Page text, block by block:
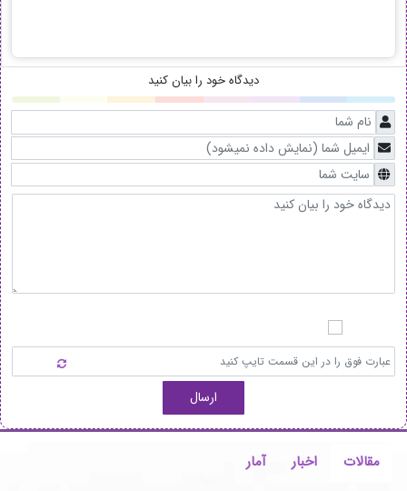
دیدگاه خود را بیان کنید
ارسال
مقالات اخبار آمار